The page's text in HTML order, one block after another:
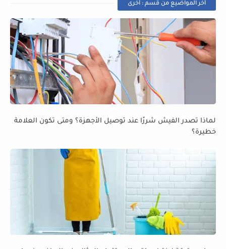
أخر المواضيع من قسم : أخرى
لماذا تصدر الفيش شررًا عند توصيل الأجهزة؟ ومتى تكون العلامة
خطيرة؟